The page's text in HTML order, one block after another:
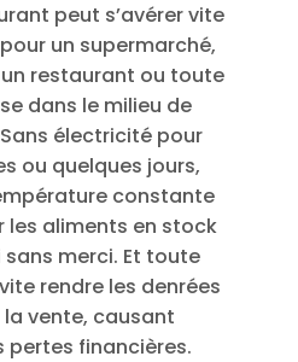
peut s’avérer vite
un supermarché,
restaurant ou toute
dans le milieu de
électricité pour
ou quelques jours,
constante
les aliments en stock
merci. Et toute
rendre les denrées
vente, causant
pertes financières.